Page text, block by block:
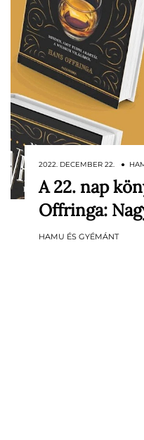
Egy könyv, ami a
keményvonalas
újat mondani a
2022. DECEMBER 22. ●
A 22. nap
Offringa:
HAMU ÉS GYÉMÁNT